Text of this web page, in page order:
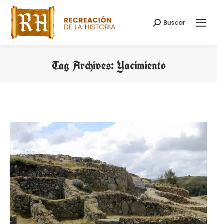
Search:
Buscar
Tag Archives:Yacimiento